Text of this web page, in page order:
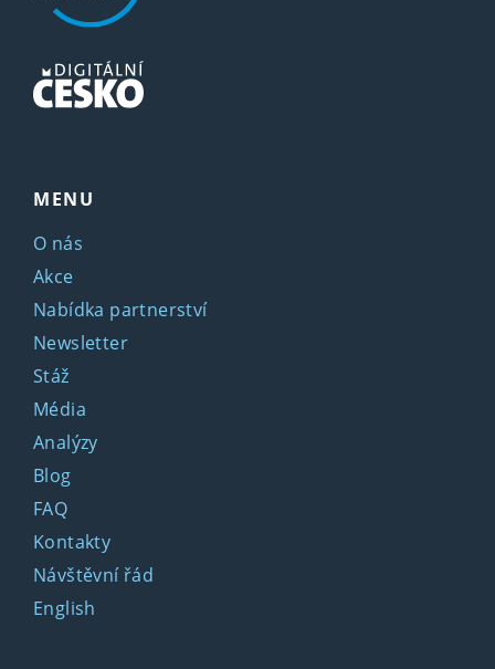
MENU
O nás
Akce
Nabídka partnerství
Newsletter
Stáž
Média
Analýzy
Blog
FAQ
Kontakty
Návštěvní řád
English